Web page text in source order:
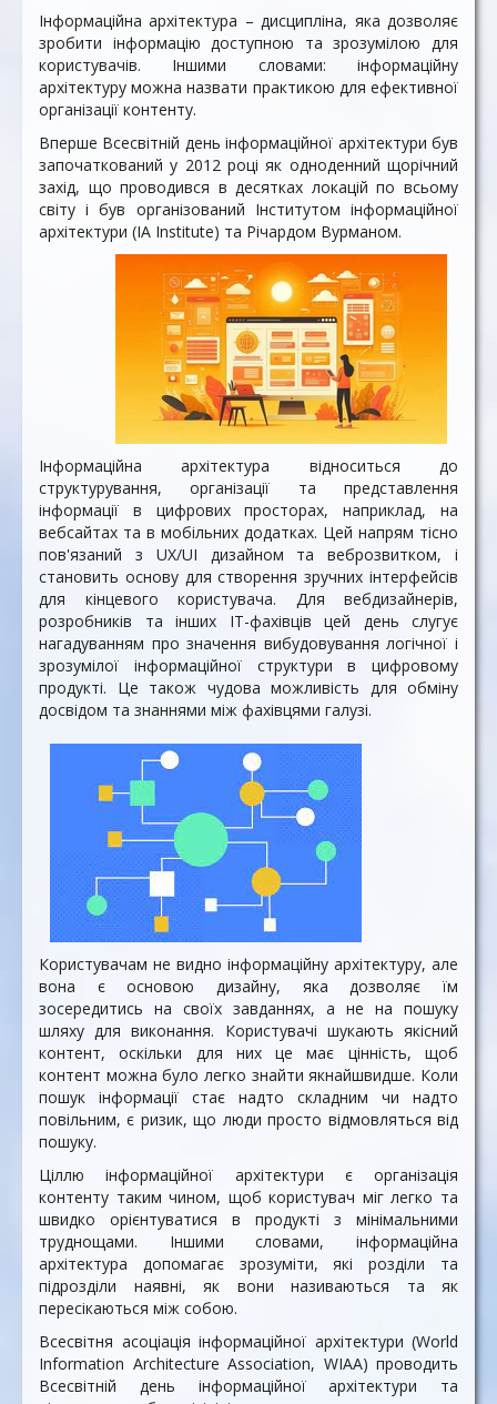
Інформаційна архітектура – дисципліна, яка дозволяє
зробити інформацію доступною та зрозумілою для
користувачів. Іншими словами: інформаційну
архітектуру можна назвати практикою для ефективної
організації контенту.
Вперше Всесвітній день інформаційної архітектури був
започаткований у 2012 році як одноденний щорічний
захід, що проводився в десятках локацій по всьому
світу і був організований Інститутом інформаційної
архітектури (IA Institute) та Річардом Вурманом.
Інформаційна архітектура відноситься до
структурування, організації та представлення
інформації в цифрових просторах, наприклад, на
вебсайтах та в мобільних додатках. Цей напрям тісно
пов'язаний з UX/UI дизайном та веброзвитком, і
становить основу для створення зручних інтерфейсів
для кінцевого користувача. Для вебдизайнерів,
розробників та інших IT-фахівців цей день слугує
нагадуванням про значення вибудовування логічної і
зрозумілої інформаційної структури в цифровому
продукті. Це також чудова можливість для обміну
досвідом та знаннями між фахівцями галузі.
Користувачам не видно інформаційну архітектуру, але
вона є основою дизайну, яка дозволяє їм
зосередитись на своїх завданнях, а не на пошуку
шляху для виконання. Користувачі шукають якісний
контент, оскільки для них це має цінність, щоб
контент можна було легко знайти якнайшвидше. Коли
пошук інформації стає надто складним чи надто
повільним, є ризик, що люди просто відмовляться від
пошуку.
Ціллю інформаційної архітектури є організація
контенту таким чином, щоб користувач міг легко та
швидко орієнтуватися в продукті з мінімальними
труднощами. Іншими словами, інформаційна
архітектура допомагає зрозуміти, які розділи та
підрозділи наявні, як вони називаються та як
пересікаються між собою.
Всесвітня асоціація інформаційної архітектури (World
Information Architecture Association, WIAA) проводить
Всесвітній день інформаційної архітектури та